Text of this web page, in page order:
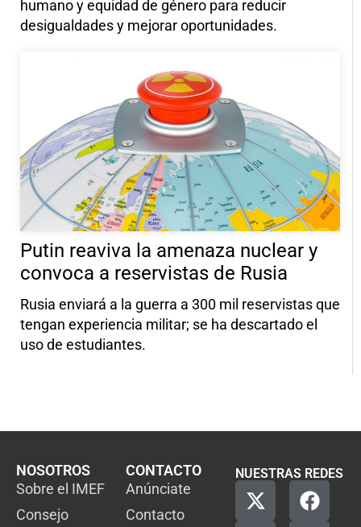
humano y equidad de género para reducir
desigualdades y mejorar oportunidades.
Putin reaviva la amenaza nuclear y
convoca a reservistas de Rusia
Rusia enviará a la guerra a 300 mil reservistas que
tengan experiencia militar; se ha descartado el
uso de estudiantes.
NOSOTROS
Sobre el IMEF
Consejo
CONTACTO
Anúnciate
Contacto
NUESTRAS REDES